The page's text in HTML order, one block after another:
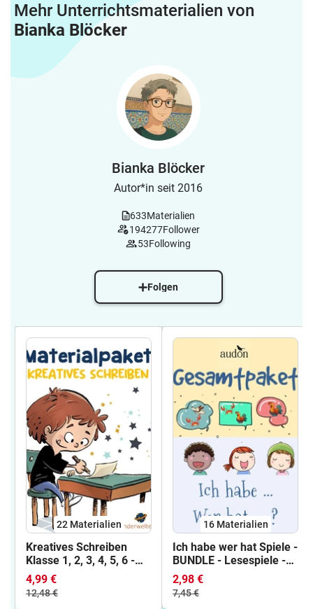
Mehr Unterrichtsmaterialien von
Bianka Blöcker
Bianka Blöcker
Autor*in seit 2016
633Materialien
194277Follower
53Following
Folgen
22 Materialien
Kreatives Schreiben
Klasse 1, 2, 3, 4, 5, 6 -
Wachsendes
Materialpaket -
Bildimpulse kreatives
4,99 €
12,48 €
16 Materialien
Ich habe wer hat Spiele -
BUNDLE - Lesespiele -
16 Bildlesespiele -
Leseverstehen -
Leseverständnis -
2,98 €
7,45 €